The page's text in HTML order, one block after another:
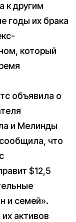
к другим
годы их брака
который
объявила о
и Мелинды
что
$12,5
и семей».
активов